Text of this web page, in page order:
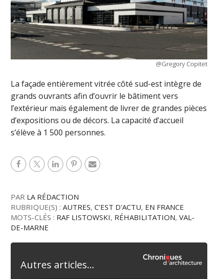
@Gregory Copitet
La façade entièrement vitrée côté sud-est intègre de
grands ouvrants afin d’ouvrir le bâtiment vers
l’extérieur mais également de livrer de grandes pièces
d’expositions ou de décors. La capacité d’accueil
s’élève à 1 500 personnes.
PAR LA RÉDACTION
RUBRIQUE(S) :AUTRES,C'EST D'ACTU, EN FRANCE
MOTS-CLÉS : RAF LISTOWSKI, RÉHABILITATION,VAL-
DE-MARNE
Autres articles...